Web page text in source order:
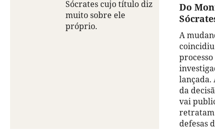
Sócrates cujo título diz
muito sobre ele
próprio.
Do
A
lançada.
da
vai
retratam
defesas